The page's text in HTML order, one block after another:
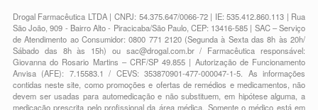
Drogal Farmacêutica LTDA | CNPJ: 54.375.647/0066-72 | IE: 535.412.860.113 | Rua
São João, 909 - Bairro Alto - Piracicaba/São Paulo, CEP: 13416-585 | SAC – Serviço
de Atendimento ao Consumidor: 0800 771 2120 (Segunda à Sexta das 8h às 20h/
Sábado das 8h às 15h) ou sac@drogal.com.br/ Farmacêutica responsável:
Giovanna do Rosario Martins – CRF/SP 49.855 | Autorização de Funcionamento
Anvisa (AFE): 7.15583.1 / CEVS: 353870901-477-000047-1-5. As informações
contidas neste site, como promoções e ofertas de remédios e medicamentos, não
devem ser usadas para automedicação e não substituem, em hipótese alguma, a
medicação prescrita pelo profissional da área médica. Somente o médico está em